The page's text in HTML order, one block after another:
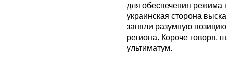
для обеспечения режима
украинская сторона
заняли разумную
региона. Короче говоря,
ультиматум.